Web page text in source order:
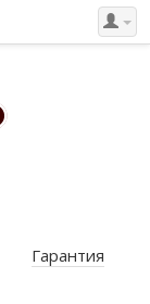
Гарантия